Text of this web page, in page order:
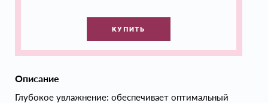
КУПИТЬ
Описание
Глубокое увлажнение: обеспечивает оптимальный